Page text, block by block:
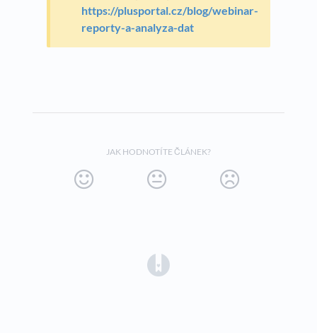
https://plusportal.cz/blog/webinar-
reporty-a-analyza-dat
JAK HODNOTÍTE ČLÁNEK?